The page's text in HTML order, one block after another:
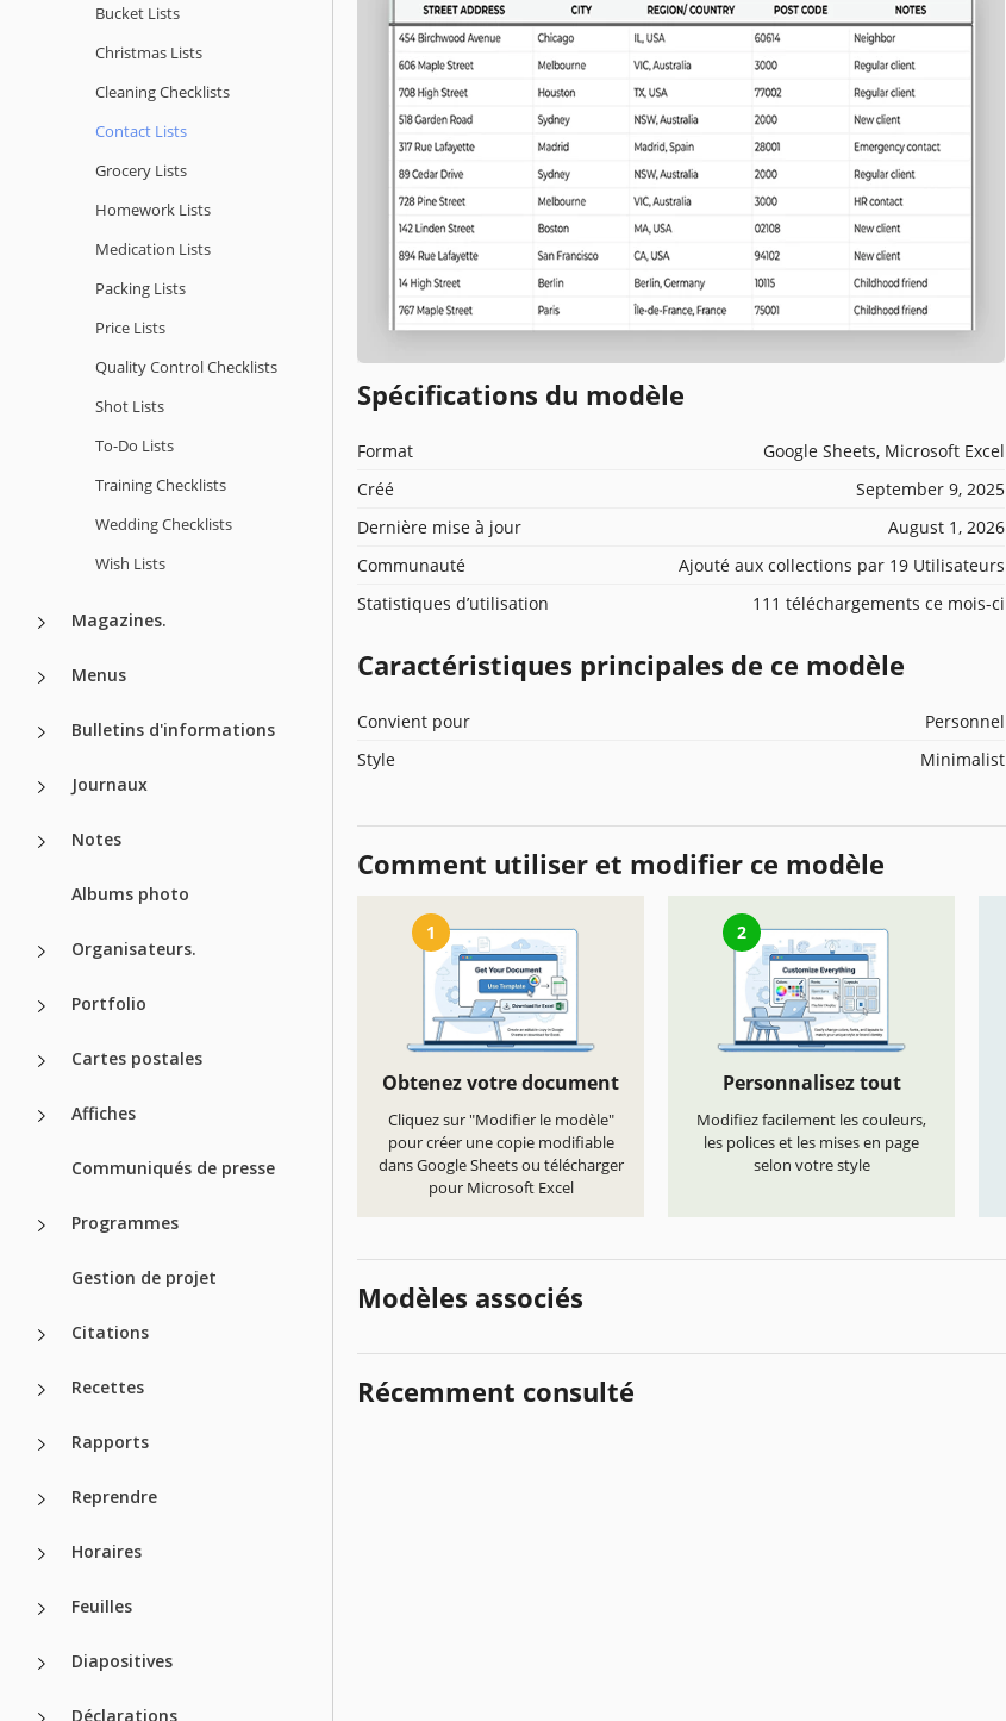
Bucket Lists
Christmas Lists
Cleaning Checklists
Contact Lists
Grocery Lists
Homework Lists
Medication Lists
Packing Lists
Price Lists
Quality Сontrol Checklists
Shot Lists
To-Do Lists
Training Checklists
Wedding Checklists
Wish Lists
Magazines.
Menus
Bulletins d'informations
Journaux
Notes
Albums photo
Organisateurs.
Portfolio
Cartes postales
Affiches
Communiqués de presse
Programmes
Gestion de projet
Citations
Recettes
Rapports
Reprendre
Horaires
Feuilles
Diapositives
Déclarations
Spécifications du modèle
Format
Google Sheets, Microsoft Excel
Créé
September 9, 2025
Dernière mise à jour
August 1, 2026
Communauté
Ajouté aux collections par 19 Utilisateurs
Statistiques d’utilisation
111 téléchargements ce mois-ci
Caractéristiques principales de ce modèle
Convient pour
Personnel
Style
Minimalist
Comment utiliser et modifier ce modèle
1
Obtenez votre document
Cliquez sur "Modifier le modèle"
pour créer une copie modifiable
dans Google Sheets ou télécharger
pour Microsoft Excel
2
Personnalisez tout
Modifiez facilement les couleurs,
les polices et les mises en page
selon votre style
Modèles associés
Récemment consulté